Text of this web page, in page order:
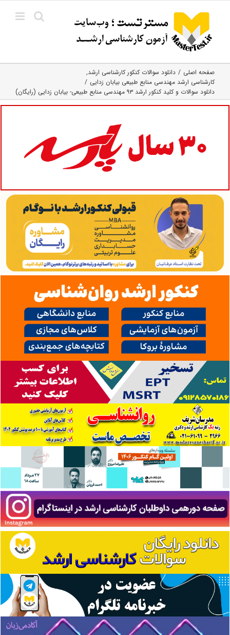
content
صفحه اصلی
دانلود سوالات کنکور کارشناسی ارشد
کارشناسی ارشد مهندسی منابع طبیعی بیابان زدایی
دانلود سوالات و کلید کنکور ارشد ۹۳ مهندسی منابع طبیعی- بیابان زدایی (رایگان)